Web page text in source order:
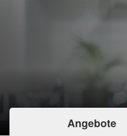
Angebote